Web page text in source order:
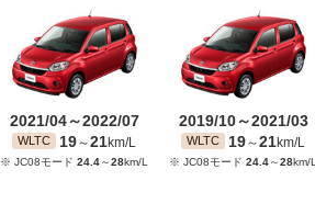
2021/04～2022/07
WLTC 19～21km/L
※ JC08モード 24.4～28km/L
2019/10～2021/03
WLTC 19～21km/L
※ JC08モード 24.4～28km/L